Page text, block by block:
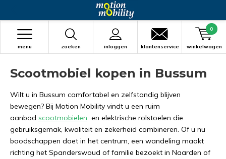
zoeken inloggen
menu klantenservice winkelwagen
0
Scootmobiel kopen in Bussum
Wilt u in Bussum comfortabel en zelfstandig blijven
bewegen? Bij Motion Mobility vindt u een ruim
aanbod scootmobielen en elektrische rolstoelen die
gebruiksgemak, kwaliteit en zekerheid combineren. Of u nu
boodschappen doet in het centrum, een wandeling maakt
richting het Spanderswoud of familie bezoekt in Naarden of